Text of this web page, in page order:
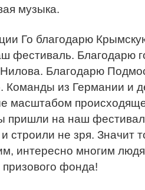
музыка.
Го благодарю
фестиваль. Благодарю
Нилова. Благодарю
Команды из Германии и
масштабом
пришли на наш
строили не зря. Значит
интересно многим
фонда!